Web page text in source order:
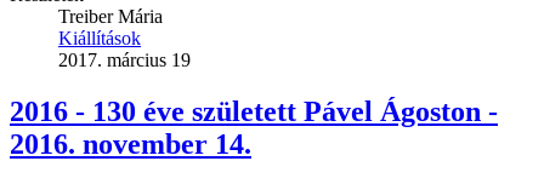
Treiber Mária
Kiállítások
2017. március 19
2016 - 130 éve született Pável Ágoston -
2016. november 14.